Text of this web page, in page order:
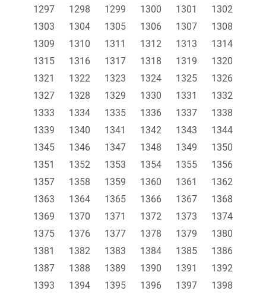
1297
1298 1299 1300 1301
1302
1303
1304 1305 1306 1307
1308
1309
1310 1311 1312 1313
1314
1315
1316 1317 1318 1319
1320
1321
1322 1323 1324 1325
1326
1327
1328 1329 1330 1331
1332
1333
1334 1335 1336 1337
1338
1339
1340 1341 1342 1343
1344
1345
1346 1347 1348 1349
1350
1351
1352 1353 1354 1355
1356
1357
1358 1359 1360 1361
1362
1363
1364 1365 1366 1367
1368
1369
1370 1371 1372 1373
1374
1375
1376 1377 1378 1379
1380
1381
1382 1383 1384 1385
1386
1387
1388 1389 1390 1391
1392
1393
1394 1395 1396 1397
1398